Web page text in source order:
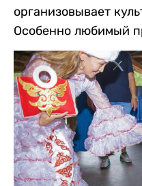
организовывает
Особенно любимый